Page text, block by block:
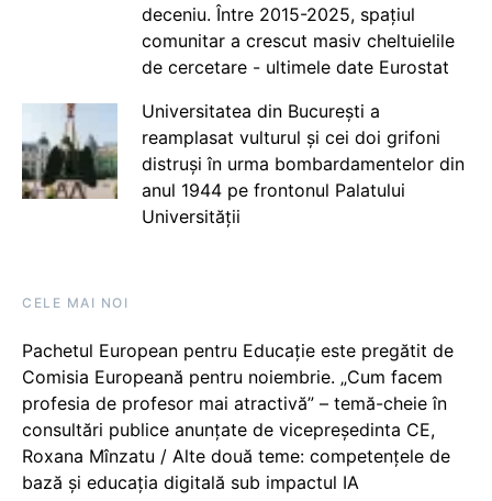
deceniu. Între 2015-2025, spațiul
comunitar a crescut masiv cheltuielile
de cercetare - ultimele date Eurostat
Universitatea din București a
reamplasat vulturul și cei doi grifoni
distruși în urma bombardamentelor din
anul 1944 pe frontonul Palatului
Universității
CELE MAI NOI
Pachetul European pentru Educație este pregătit de
Comisia Europeană pentru noiembrie. „Cum facem
profesia de profesor mai atractivă” – temă-cheie în
consultări publice anunțate de vicepreședinta CE,
Roxana Mînzatu / Alte două teme: competențele de
bază și educația digitală sub impactul IA